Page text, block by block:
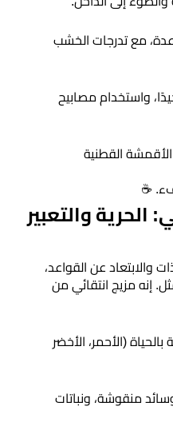
مع تدرجات الخشب
واستخدام مصابيح
القطنية
☕
الحرية والتعبير
والابتعاد عن القواعد،
إنه مزيج انتقائي من
(الأحمر، الأخضر
منقوشة، ونباتات